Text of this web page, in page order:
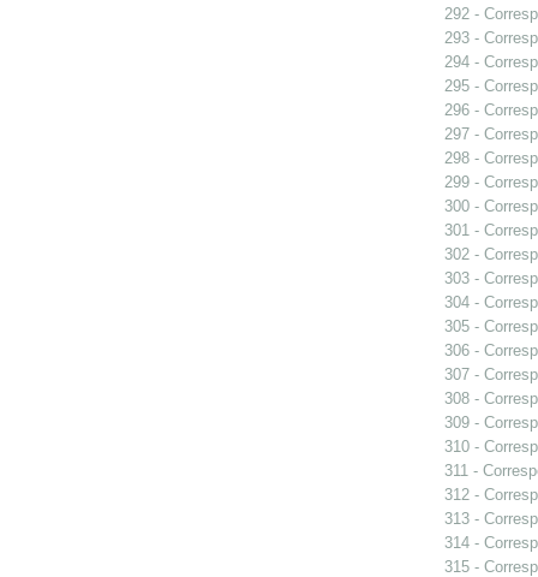
292 -
293 -
294 -
295 -
296 -
297 -
298 -
299 -
300 -
301 -
302 -
303 -
304 -
305 -
306 -
307 -
308 -
309 -
310 -
311 -
312 -
313 -
314 -
315 -